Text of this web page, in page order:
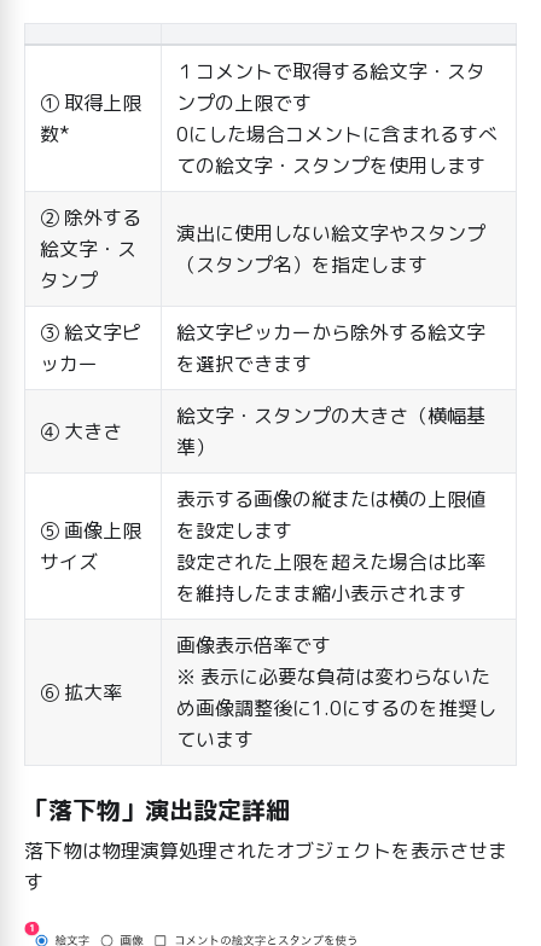
① 取得上限
数*
１コメントで取得する絵文字・スタ
ンプの上限です
0にした場合コメントに含まれるすべ
ての絵文字・スタンプを使用します
② 除外する
絵文字・ス
タンプ
演出に使用しない絵文字やスタンプ
（スタンプ名）を指定します
③ 絵文字ピ
ッカー
絵文字ピッカーから除外する絵文字
を選択できます
④ 大きさ
絵文字・スタンプの大きさ（横幅基
準）
⑤ 画像上限
サイズ
表示する画像の縦または横の上限値
を設定します
設定された上限を超えた場合は比率
を維持したまま縮小表示されます
⑥ 拡大率
画像表示倍率です
※ 表示に必要な負荷は変わらないた
め画像調整後に1.0にするのを推奨し
ています
「落下物」演出設定詳細
落下物は物理演算処理されたオブジェクトを表示させま
す